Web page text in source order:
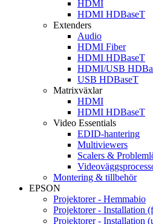
HDMI
HDMI HDBaseT
Extenders
Audio
HDMI Fiber
HDMI HDBaseT
HDMI/USB
USB HDBaseT
Matrixväxlar
HDMI
HDMI HDBaseT
Video Essentials
EDID-hantering
Multiviewers
Scalers &
Montering & tillbehör
EPSON
Projektorer - Hemmabio
Projektorer - Installation
Projektorer - Installation